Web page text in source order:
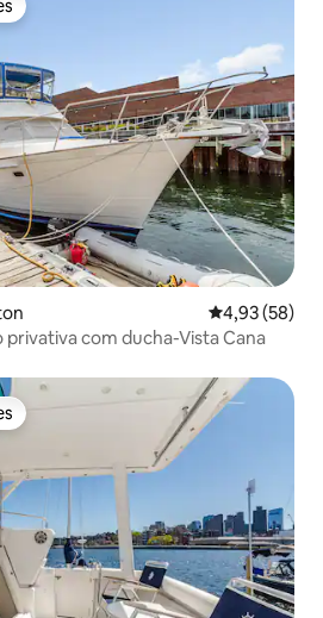
4,93 de uma
4,93 (58)
com ducha-Vista Cana